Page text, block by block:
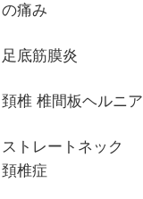
の痛み
足底筋膜炎
頚椎 椎間板ヘルニア
ストレートネック
頚椎症